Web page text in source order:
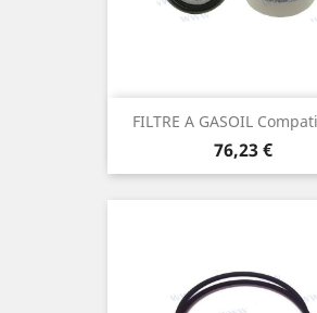
FILTRE A GASOIL
Prix
76,23 €